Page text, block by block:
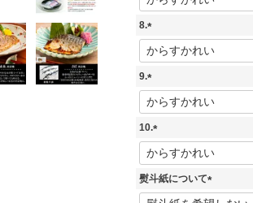
必
須
8.
(
必
須
9.
(
必
須
10.
(
必
須
熨斗紙について
(